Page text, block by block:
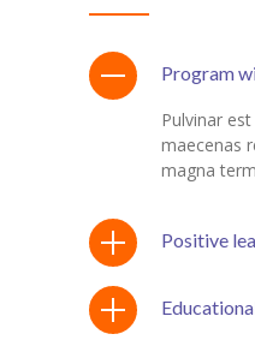
Program
Pulvinar
maecenas
magna
Positive